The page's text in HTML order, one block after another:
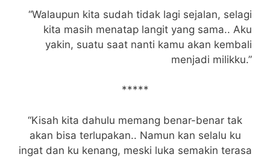
“Walaupun kita sudah tidak lagi sejalan, selagi
kita masih menatap langit yang sama.. Aku
yakin, suatu saat nanti kamu akan kembali
menjadi milikku.”
*****
“Kisah kita dahulu memang benar-benar tak
akan bisa terlupakan.. Namun kan selalu ku
ingat dan ku kenang, meski luka semakin terasa